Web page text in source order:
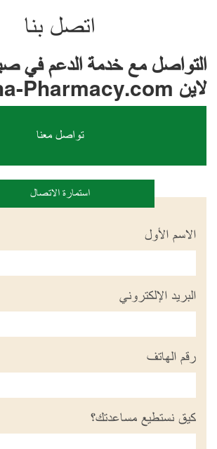
اتصل بنا
التواصل مع خدمة الدعم في
لاين Alseha-Pharmacy.com
تواصل معنا
استمارة الاتصال
الاسم الأول
البريد الإلكتروني
رقم الهاتف
كيق نستطيع مساعدتك؟